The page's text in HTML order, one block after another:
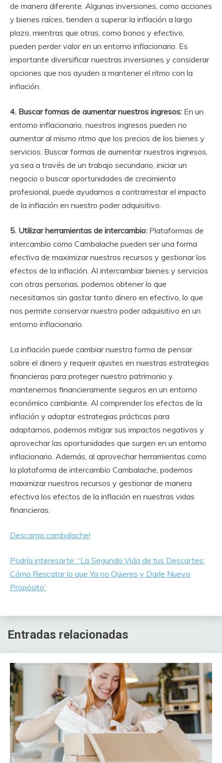
de manera diferente. Algunas inversiones, como acciones
y bienes raíces, tienden a superar la inflación a largo
plazo, mientras que otras, como bonos y efectivo,
pueden perder valor en un entorno inflacionario. Es
importante diversificar nuestras inversiones y considerar
opciones que nos ayuden a mantener el ritmo con la
inflación.
4. Buscar formas de aumentar nuestros ingresos: En un
entorno inflacionario, nuestros ingresos pueden no
aumentar al mismo ritmo que los precios de los bienes y
servicios. Buscar formas de aumentar nuestros ingresos,
ya sea a través de un trabajo secundario, iniciar un
negocio o buscar oportunidades de crecimiento
profesional, puede ayudarnos a contrarrestar el impacto
de la inflación en nuestro poder adquisitivo.
5. Utilizar herramientas de intercambio: Plataformas de
intercambio como Cambalache pueden ser una forma
efectiva de maximizar nuestros recursos y gestionar los
efectos de la inflación. Al intercambiar bienes y servicios
con otras personas, podemos obtener lo que
necesitamos sin gastar tanto dinero en efectivo, lo que
nos permite conservar nuestro poder adquisitivo en un
entorno inflacionario.
La inflación puede cambiar nuestra forma de pensar
sobre el dinero y requerir ajustes en nuestras estrategias
financieras para proteger nuestro patrimonio y
mantenernos financieramente seguros en un entorno
económico cambiante. Al comprender los efectos de la
inflación y adoptar estrategias prácticas para
adaptarnos, podemos mitigar sus impactos negativos y
aprovechar las oportunidades que surgen en un entorno
inflacionario. Además, al aprovechar herramientas como
la plataforma de intercambio Cambalache, podemos
maximizar nuestros recursos y gestionar de manera
efectiva los efectos de la inflación en nuestras vidas
financieras.
Descarga cambalache!
Podría interesarte: “La Segunda Vida de tus Descartes:
Cómo Rescatar lo que Ya no Quieres y Darle Nuevo
Propósito”
Entradas relacionadas